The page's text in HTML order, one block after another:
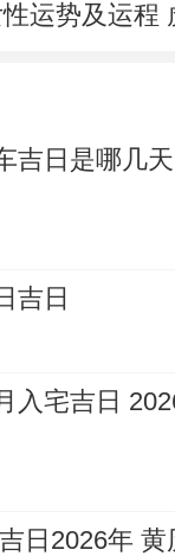
吉日是哪几
吉日
入宅吉日
日2026年 黄